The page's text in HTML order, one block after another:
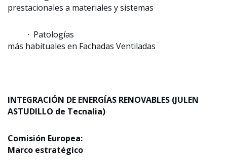
prestacionales a materiales y sistemas
· Patologías
más habituales en Fachadas Ventiladas
INTEGRACIÓN DE ENERGÍAS RENOVABLES (JULEN
ASTUDILLO de Tecnalia)
Comisión Europea:
Marco estratégico